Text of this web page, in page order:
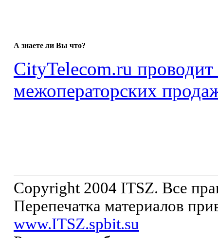
А знаете ли Вы что?
CityTelecom.ru
межоператорских
Copyright 2004 ITSZ. Все
Перепечатка материалов
www.ITSZ.spbit.su